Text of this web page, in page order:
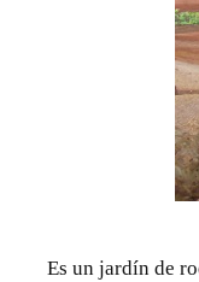
Es un jardín de